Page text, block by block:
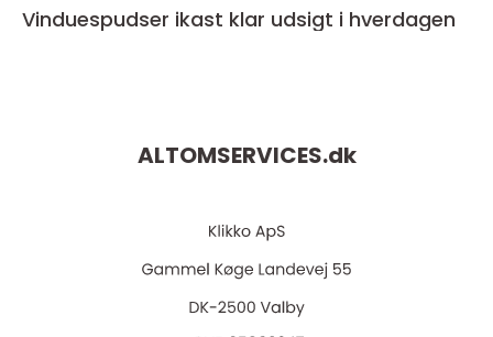
Vinduespudser ikast klar udsigt i hverdagen
ALTOMSERVICES.dk